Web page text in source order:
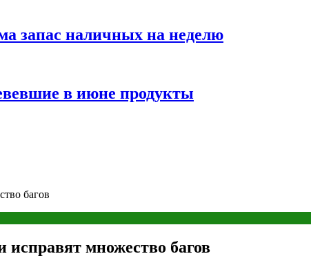
запас наличных на неделю
в июне продукты
багов
множество багов